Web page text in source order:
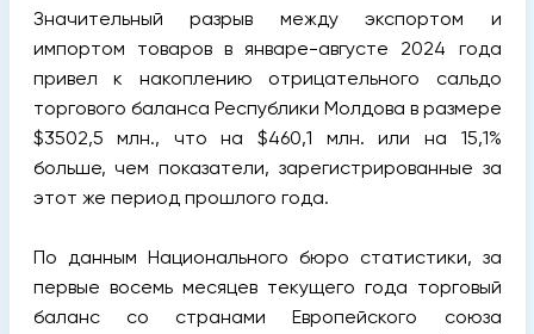
Значительный разрыв между экспортом и
импортом товаров в январе-августе 2024 года
привел к накоплению отрицательного сальдо
торгового баланса Республики Молдова в размере
$3502,5 млн., что на $460,1 млн. или на 15,1%
больше, чем показатели, зарегистрированные за
этот же период прошлого года.
По данным Национального бюро статистики, за
первые восемь месяцев текущего года торговый
баланс со странами Европейского союза